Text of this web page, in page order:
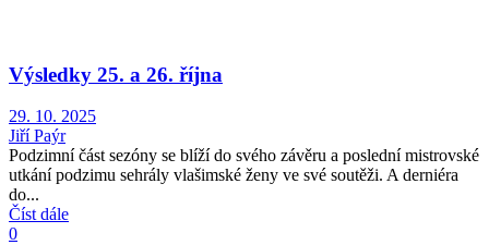
Výsledky 25. a 26. října
29. 10. 2025
Jiří Paýr
Podzimní část sezóny se blíží do svého závěru a poslední mistrovské
utkání podzimu sehrály vlašimské ženy ve své soutěži. A derniéra
do...
Číst dále
0